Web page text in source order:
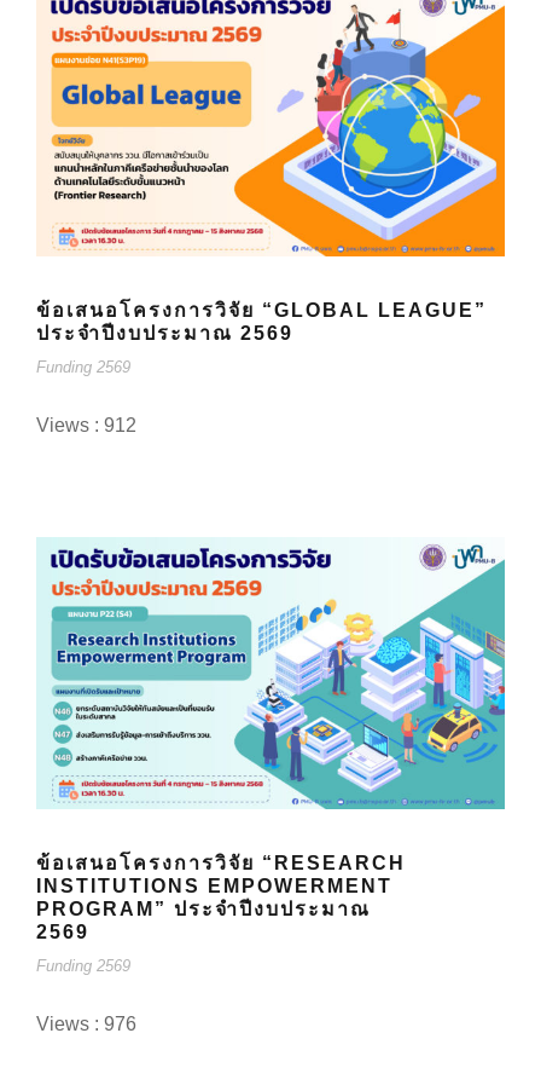
ข้อเสนอโครงการวิจัย “GLOBAL LEAGUE”
ประจำปีงบประมาณ 2569
Funding 2569
Views : 912
ข้อเสนอโครงการวิจัย “RESEARCH
INSTITUTIONS EMPOWERMENT
PROGRAM” ประจำปีงบประมาณ
2569
Funding 2569
Views : 976